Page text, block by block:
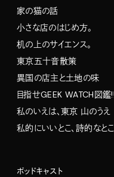
家の猫の話
小さな店のはじめ方。
机の上のサイエンス。
東京五十音散策
異国の店主と土地の味
目指せGEEK WATCH図鑑
私のいえは、東京 山のうえ
私的にいいとこ、詩的なとこ
ポッドキャスト